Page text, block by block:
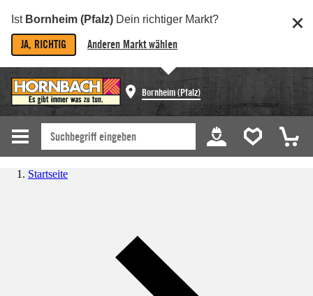
Ist Bornheim (Pfalz) Dein richtiger Markt?
JA, RICHTIG Anderen Markt wählen
Bornheim (Pfalz)
Startseite